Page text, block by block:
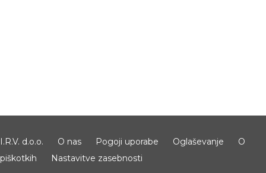
I.R.V. d.o.o. O nas Pogoji uporabe Oglaševanje
O
piškotkih
Nastavitve zasebnosti